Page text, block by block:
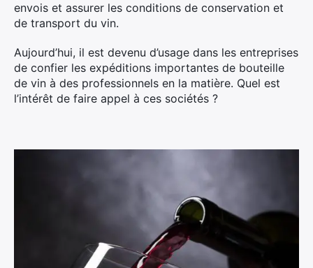
envois et assurer les conditions de conservation et
de transport du vin.
Aujourd’hui, il est devenu d’usage dans les entreprises
de confier les expéditions importantes de bouteille
de vin à des professionnels en la matière. Quel est
l’intérêt de faire appel à ces sociétés ?